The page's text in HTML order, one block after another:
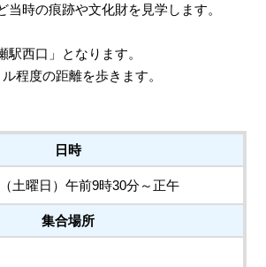
当時の痕跡や文化財を見学します。
駅西口」となります。
程度の距離を歩きます。
日時
土曜日）午前9時30分～正午
集合場所